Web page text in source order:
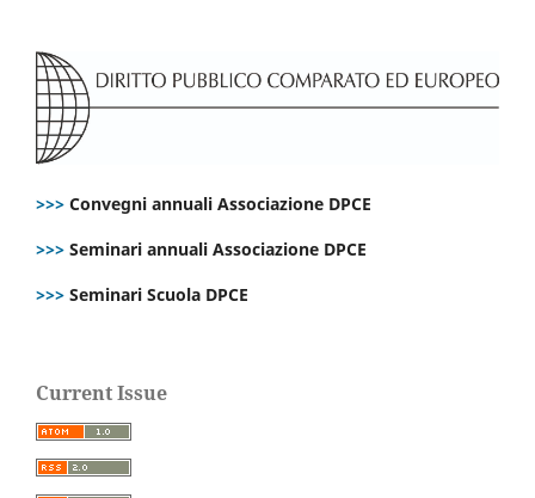
>>> Convegni annuali Associazione DPCE
>>> Seminari annuali Associazione DPCE
>>> Seminari Scuola DPCE
Current Issue